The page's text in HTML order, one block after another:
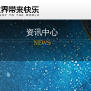
资讯中心
NEWS